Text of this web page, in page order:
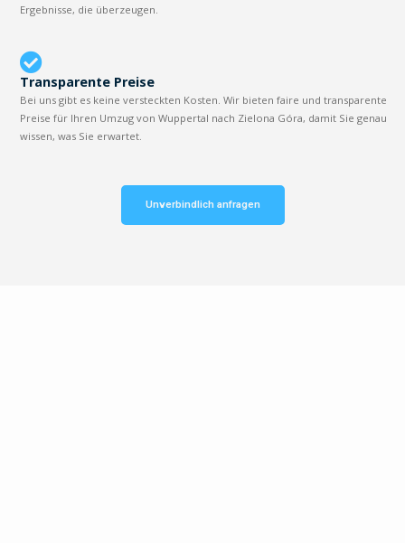
Ergebnisse, die überzeugen.
Transparente Preise
Bei uns gibt es keine versteckten Kosten. Wir bieten faire und transparente
Preise für Ihren Umzug von Wuppertal nach Zielona Góra, damit Sie genau
wissen, was Sie erwartet.
Unverbindlich anfragen